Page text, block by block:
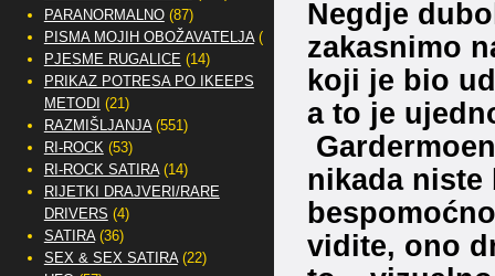
Negdje
zakasnimo
koji je bio
a to je
nikada niste
vidite, ono
PARANORMALNO(87)
PISMA MOJIH OBOŽAVATELJA(2)
PJESME RUGALICE (14)
PRIKAZ POTRESA PO IKEEPS
METODI (21)
RAZMIŠLJANJA(551)
RI-ROCK(53)
RI-ROCK SATIRA(14)
RIJETKI DRAJVERI/RARE
DRIVERS (4)
SATIRA(36)
SEX & SEX SATIRA(22)